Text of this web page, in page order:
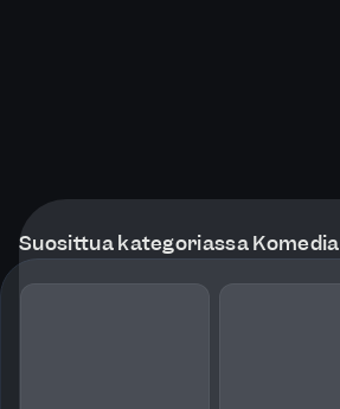
Suosittua kategoriassa Komedia